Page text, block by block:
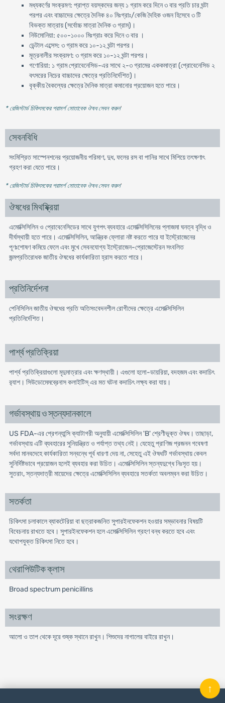
মধ্যকর্ণের সংক্রমণ: প্রাপ্ত বয়স্কদের জন্য ১ গ্রাম করে দিনে ৩ বার প্রতি চার ঘন্টা
পরপর এবং বাচ্চাদের ক্ষেত্রে দৈনিক ৪০ মিঃগ্রাঃ/কেজি দৈহিক ওজন হিসেবে ৩ টি
বিভক্ত মাত্রায় (সর্বোচ্চ মাত্রা দৈনিক ৩ গ্রাম)।
নিউমোনিয়া: ৫০০-১০০০ মিঃগ্রাঃ করে দিনে ৩ বার ।
ডেন্টাল এব্সেস: ৩ গ্রাম করে ১০-১২ ঘন্টা পরপর।
মূত্রনালীর সংক্রমণ: ৩ গ্রাম করে ১০-১২ ঘন্টা পরপর।
গণোরিয়া: ১ গ্রাম প্রোবেনেসিড-এর সাথে ২-৩ গ্রামের এককমাত্রা (প্রোবেনেসিড ২
বৎসরের নিচের বাচ্চাদের ক্ষেত্রে প্রতিনির্দেশিত)।
বৃক্কীয় বৈকল্যের ক্ষেত্রে দৈনিক মাত্রা কমানোর প্রয়োজন হতে পারে।
* রেজিস্টার্ড চিকিৎসকের পরামর্শ মোতাবেক ঔষধ সেবন করুন'
সেবনবিধি
সংমিশ্রিত সাস্পেনশনের প্রয়োজনীয় পরিমাণ, দুধ, ফলের রস বা পানির সাথে মিশিয়ে তৎক্ষণাৎ
গ্রহণ করা যেতে পারে।
* রেজিস্টার্ড চিকিৎসকের পরামর্শ মোতাবেক ঔষধ সেবন করুন'
ঔষধের মিথষ্ক্রিয়া
এমোক্সিসিলিন ও প্রোবেনেসিডের সাথে যুগপৎ ব্যবহারে এমোক্সিসিলিনের প্লাজমা ঘনত্ব বৃদ্ধি ও
দীর্ঘস্থায়ী হতে পারে। এমোক্সিসিলিন, আন্ত্রিক ফ্লোরা নষ্ট করতে পারে যা ইস্ট্রোজেনের
পূণঃশোষণ কমিয়ে ফেলে এবং মুখে সেবনযোগ্য ইস্ট্রোজেন-প্রোজেস্টেরন সংবলিত
জন্মপ্রতিরোধক জাতীয় ঔষধের কার্যকারিতা হ্রাস করতে পারে।
প্রতিনির্দেশনা
পেনিসিলিন জাতীয় ঔষধের প্রতি অতিসংবেদনশীল রোগীদের ক্ষেত্রে এমোক্সিসিলিন
প্রতিনির্দেশিত।
পার্শ্ব প্রতিক্রিয়া
পার্শ্ব প্রতিক্রিয়াগুলো মৃদুমাত্রার এবং ক্ষণস্থায়ী। এগুলো হলো-ডায়রিয়া, বদহজম এবং কদাচিৎ
র‌্যাশ। সিউডোমেমব্রেনাস কলাইটিস্ এর মত ঘটনা কদাচিৎ লক্ষ্য করা যায়।
গর্ভাবস্থায় ও স্তন্যদানকালে
US FDA-এর প্রেগন্যান্সি ক্যাটাগরী অনুযায়ী এমোক্সিসিলিন 'B' শ্রেণীভূক্ত ঔষধ। তাছাড়া,
গর্ভাবস্থায় এটি ব্যবহারের সুনিয়ন্ত্রিত ও পর্যাপ্ত তথ্য নেই। যেহেতু প্রাণিজ প্রজনন গবেষণা
সর্বদা মানবদেহে কার্যকারিতা সন্বন্ধে পূর্ব ধারণা দেয় না, সেহেতু এই ঔষধটি গর্ভাবস্থায় কেবল
সুনির্দিষ্টভাবে প্রয়োজন হলেই ব্যবহার করা উচিত। এমোক্সিসিলিন স্তন্যদুগ্ধে নিঃসৃত হয়।
সুতরাং, স্তন্যদাত্রী মায়েদের ক্ষেত্রে এমোক্সিসিলিন ব্যবহারে সতর্কতা অবলম্বন করা উচিত।
সতর্কতা
চিকিৎসা চলাকালে ব্যাকটেরিয়া বা ছত্রাকজনিত সুপারইনফেকশন হওয়ার সম্ভাবনার বিষয়টি
বিবেচনায় রাখতে হবে। সুপারইনফেকশন হলে এমোক্সিসিলিন গ্রহণ বন্ধ করতে হবে এবং
যথোপযুক্ত চিকিৎসা নিতে হবে।
থেরাপিউটিক ক্লাস
Broad spectrum penicillins
সংরক্ষণ
আলো ও তাপ থেকে দূরে শুষ্ক স্থানে রাখুন। শিশুদের নাগালের বাইরে রাখুন।
↑